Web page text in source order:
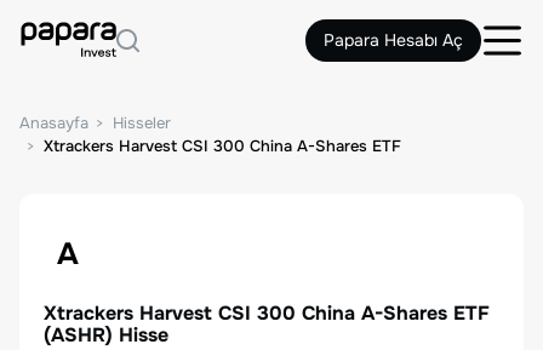
Papara Hesabı Aç
Anasayfa
Hisseler
Xtrackers Harvest CSI 300 China A-Shares ETF
A
Xtrackers Harvest CSI 300 China A-Shares ETF
(ASHR) Hisse